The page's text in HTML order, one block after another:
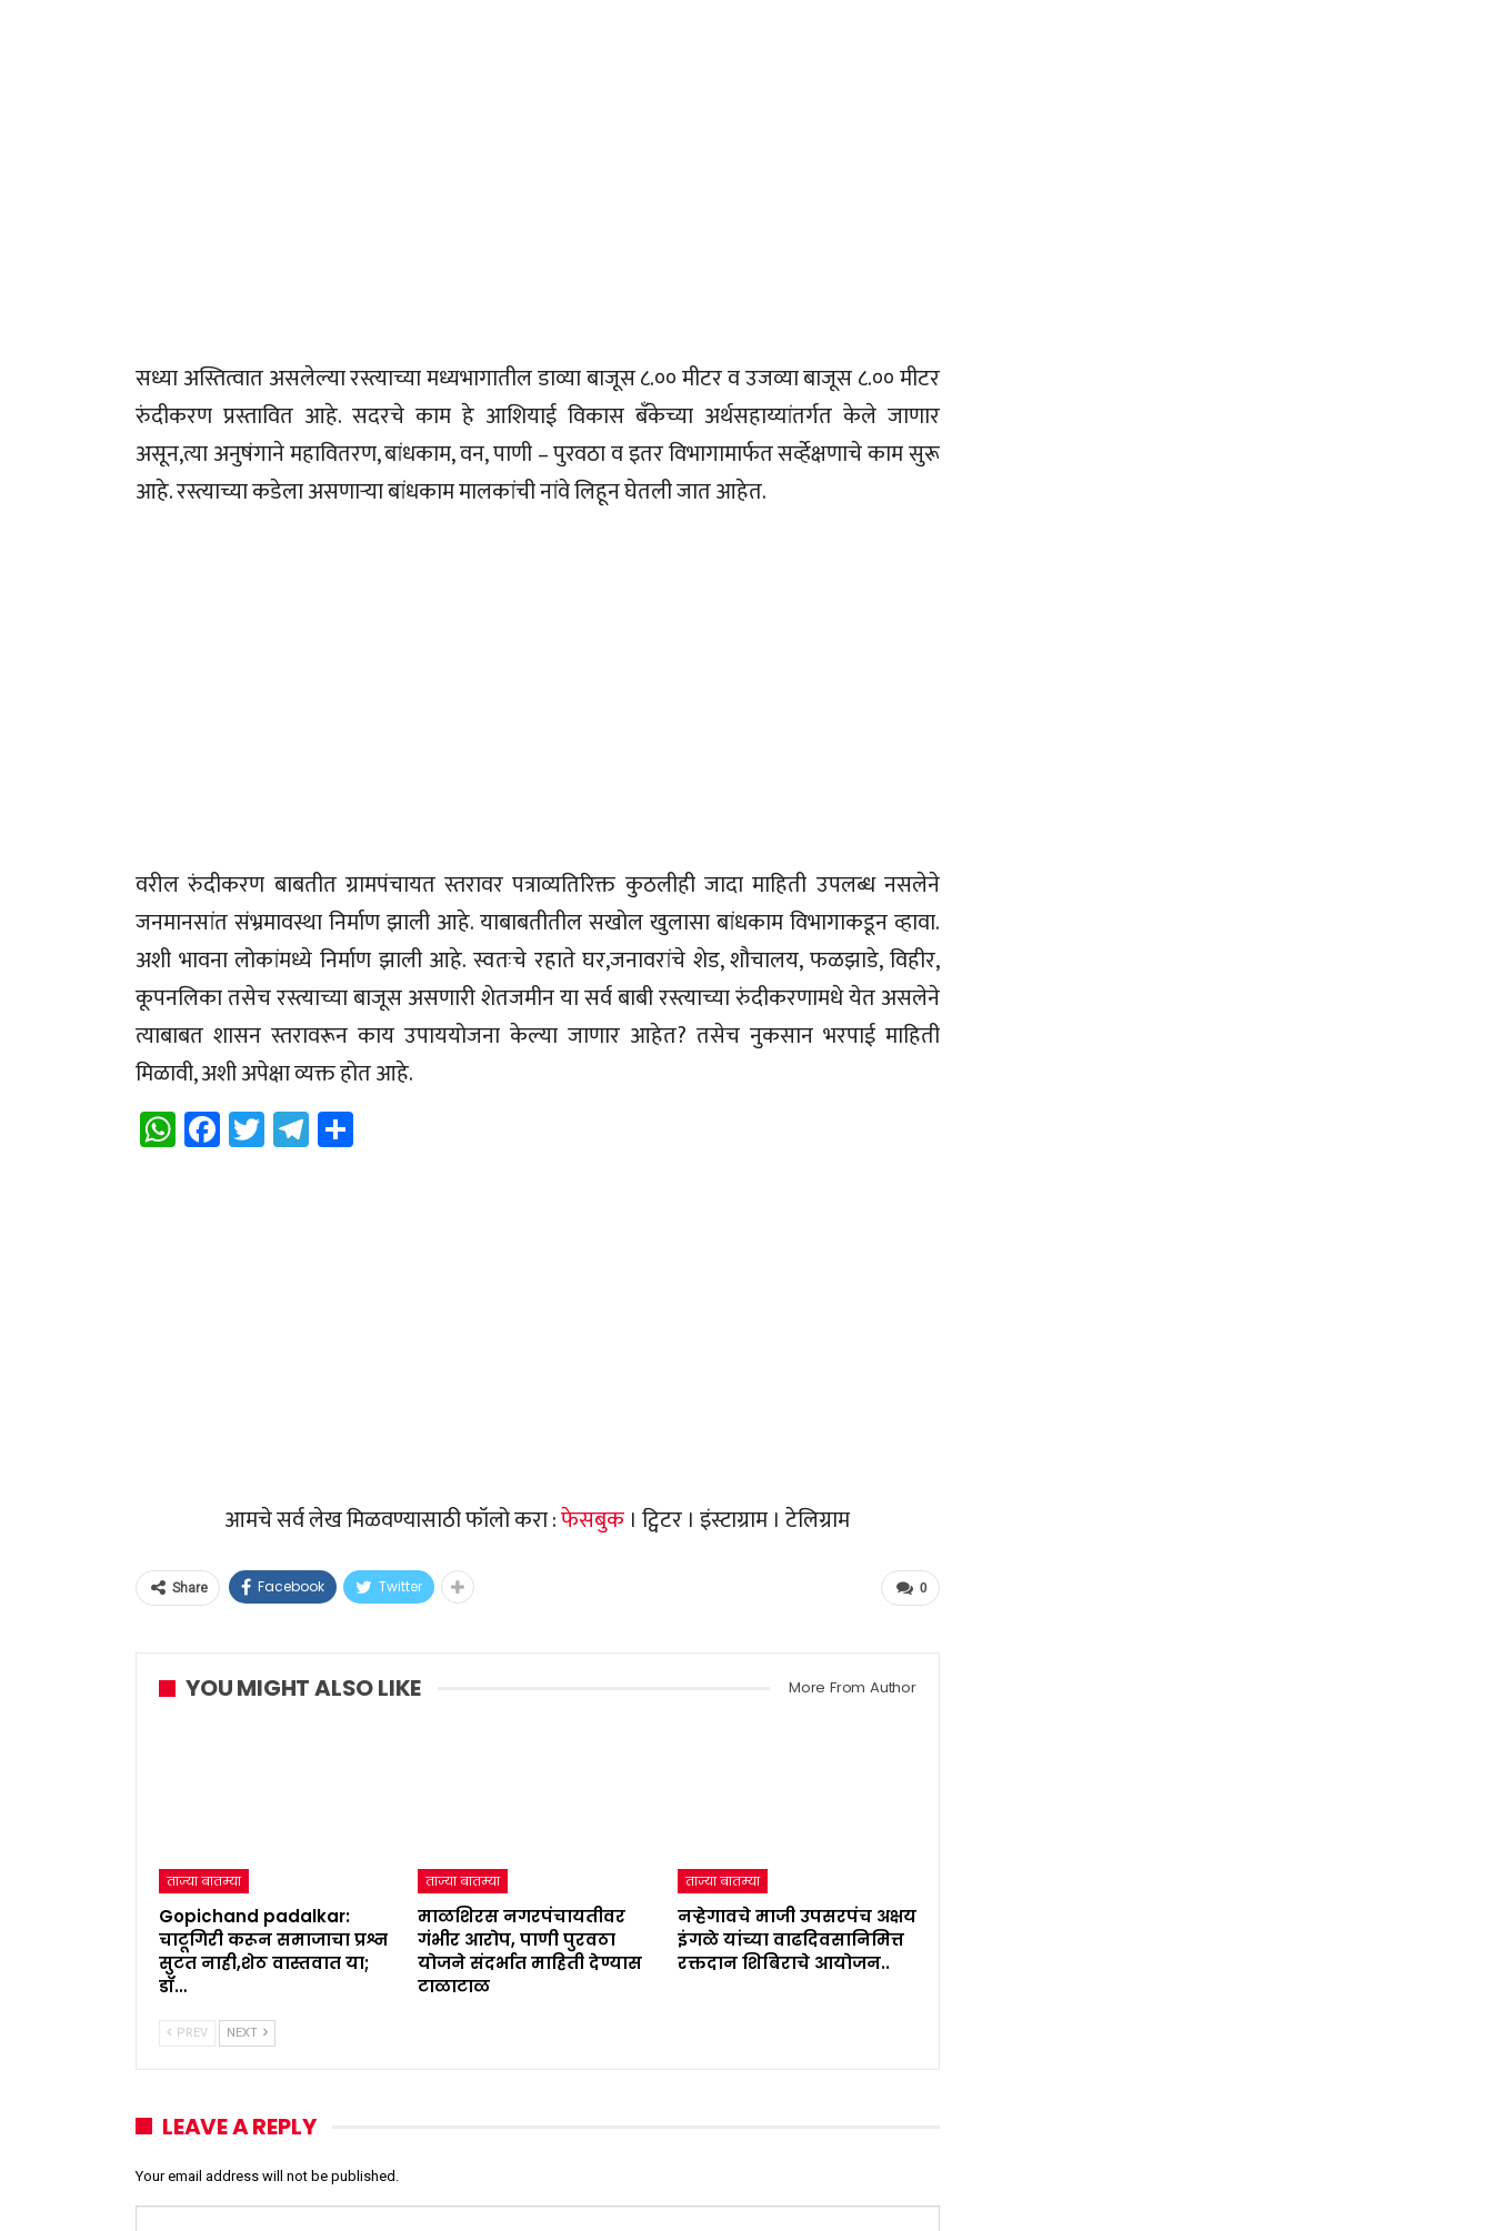
सध्या अस्तित्वात असलेल्या रस्त्याच्या मध्यभागातील डाव्या बाजूस ८.०० मीटर व उजव्या बाजूस ८.०० मीटर
रुंदीकरण प्रस्तावित आहे. सदरचे काम हे आशियाई विकास बँकेच्या अर्थसहाय्यांतर्गत केले जाणार
असून,त्या अनुषंगाने महावितरण, बांधकाम, वन, पाणी – पुरवठा व इतर विभागामार्फत सर्व्हेक्षणाचे काम सुरू
आहे. रस्त्याच्या कडेला असणाऱ्या बांधकाम मालकांची नांवे लिहून घेतली जात आहेत.
वरील रुंदीकरण बाबतीत ग्रामपंचायत स्तरावर पत्राव्यतिरिक्त कुठलीही जादा माहिती उपलब्ध नसलेने
जनमानसांत संभ्रमावस्था निर्माण झाली आहे. याबाबतीतील सखोल खुलासा बांधकाम विभागाकडून व्हावा.
अशी भावना लोकांमध्ये निर्माण झाली आहे. स्वतःचे रहाते घर,जनावरांचे शेड, शौचालय, फळझाडे, विहीर,
कूपनलिका तसेच रस्त्याच्या बाजूस असणारी शेतजमीन या सर्व बाबी रस्त्याच्या रुंदीकरणामधे येत असलेने
त्याबाबत शासन स्तरावरून काय उपाययोजना केल्या जाणार आहेत? तसेच नुकसान भरपाई माहिती
मिळावी, अशी अपेक्षा व्यक्त होत आहे.
WhatsApp
Facebook
TwitterTelegram
आमचे सर्व लेख मिळवण्यासाठी फॉलो करा :फेसबुक । ट्विटर । इंस्टाग्राम । टेलिग्राम
0
Share Facebook Twitter
YOU MIGHT ALSO LIKE More From Author
ताज्या बातम्या
Gopichand padalkar:
चाटूगिरी करून समाजाचा प्रश्न
सुटत नाही,शेठ वास्तवात या;
डॉ…
ताज्या बातम्या
माळशिरस नगरपंचायतीवर
गंभीर आरोप, पाणी पुरवठा
योजने संदर्भात माहिती देण्यास
टाळाटाळ
ताज्या बातम्या
नऱ्हेगावचे माजी उपसरपंच अक्षय
इंगळे यांच्या वाढदिवसानिमित्त
रक्तदान शिबिराचे आयोजन..
PREV NEXT
LEAVE A REPLY
Your email address will not be published.